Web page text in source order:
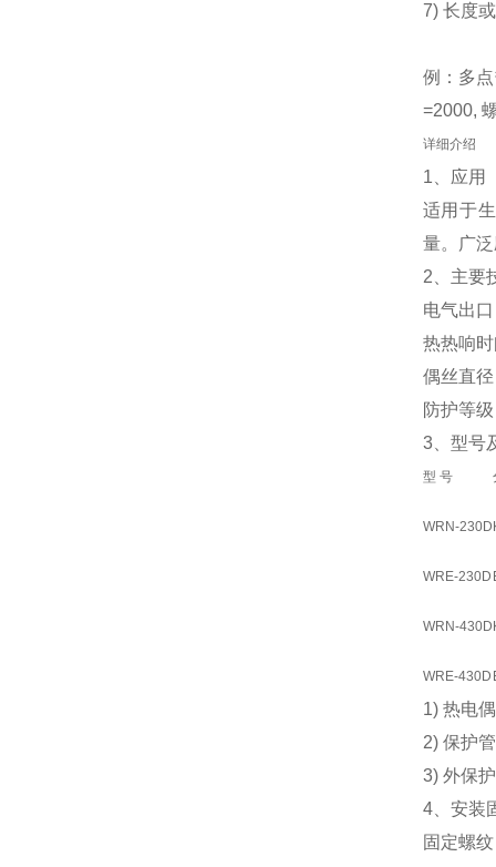
7) 长度
例：多
=2000,
详细介绍
1、应用
适用于
量。广
2、主要
电气出
热热响
偶丝直
防护等
3、型号
型 号
WRN-230D
WRE-230D
WRN-430D
WRE-430D
1) 热电
2) 保护
3) 外保
4、安装
固定螺纹